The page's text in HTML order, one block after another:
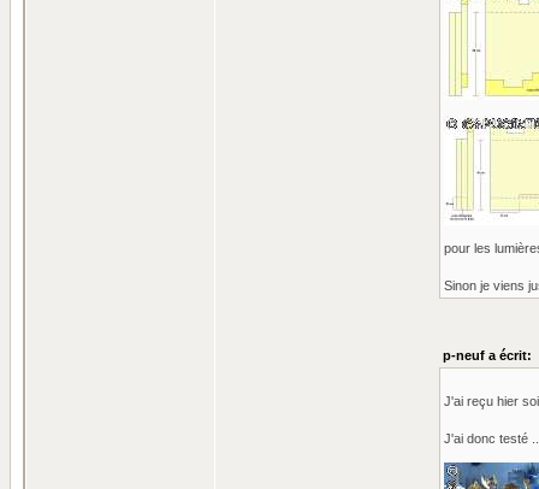
pour les
Sinon je viens
p-neuf a écrit:
J'ai reçu hier
J'ai donc testé